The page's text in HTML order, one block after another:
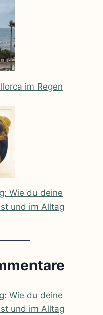
im Regen
Wie du deine
und im Alltag
Wie du deine
und im Alltag